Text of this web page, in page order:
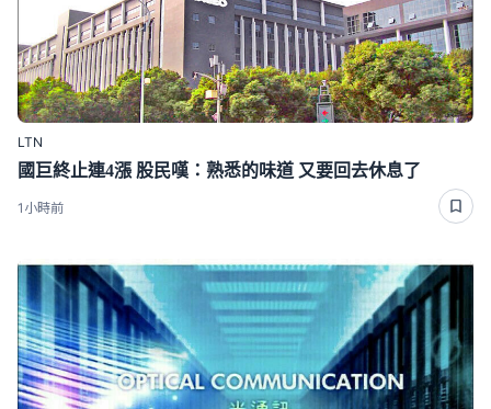
LTN
國巨終止連4漲 股民嘆：熟悉的味道 又要回去休息了
1小時前